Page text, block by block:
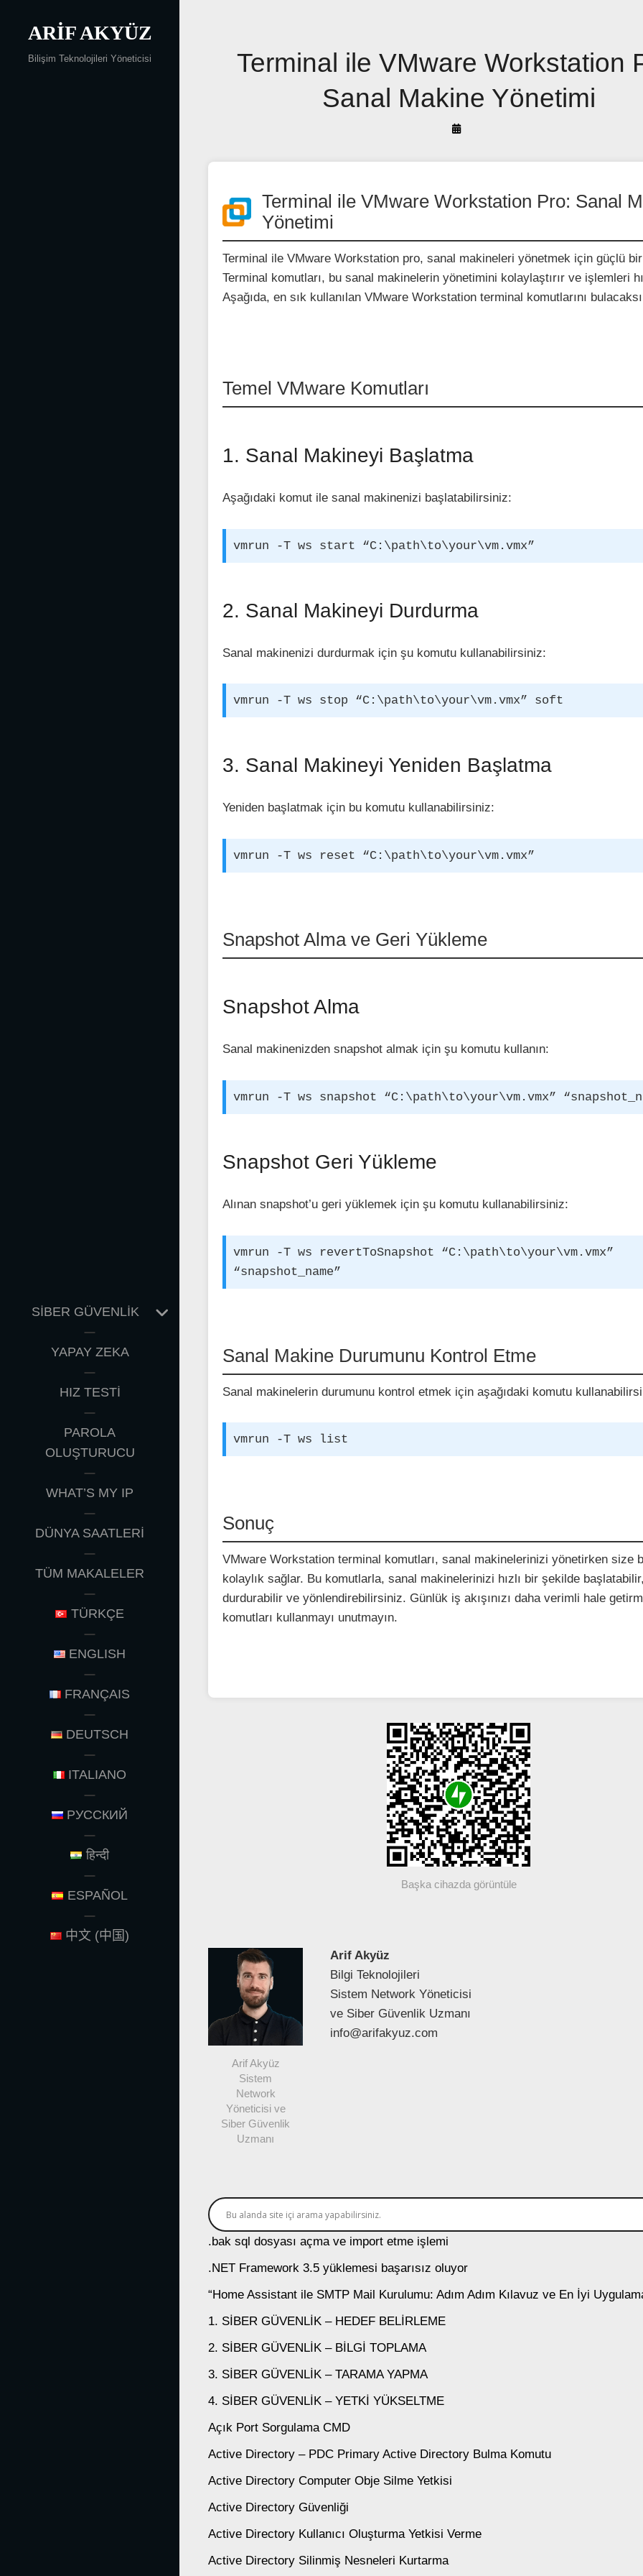
ARIF AKYÜZ
Bilişim Teknolojileri Yöneticisi
SİBER GÜVENLİK
EXPAND
YAPAY ZEKA
HIZ TESTİ
PAROLA
OLUŞTURUCU
WHAT’S MY IP
DÜNYA SAATLERİ
TÜM MAKALELER
TÜRKÇE
ENGLISH
FRANÇAIS
DEUTSCH
ITALIANO
РУССКИЙ
हिन्दी
ESPAÑOL
中文 (中国)
Terminal ile VMware Workstation
Sanal Makine Yönetimi
By
Akyüz
Terminal ile VMware Workstation Pro: Sanal
Yönetimi
Terminal ile VMware Workstation pro, sanal makineleri yönetmek için güçlü bir
Terminal komutları, bu sanal makinelerin yönetimini kolaylaştırır ve işlemleri
Aşağıda, en sık kullanılan VMware Workstation terminal komutlarını
Temel VMware Komutları
1. Sanal Makineyi Başlatma
Aşağıdaki komut ile sanal makinenizi başlatabilirsiniz:
vmrun -T ws start “C:\path\to\your\vm.vmx”
2. Sanal Makineyi Durdurma
Sanal makinenizi durdurmak için şu komutu kullanabilirsiniz:
vmrun -T ws stop “C:\path\to\your\vm.vmx” soft
3. Sanal Makineyi Yeniden Başlatma
Yeniden başlatmak için bu komutu kullanabilirsiniz:
vmrun -T ws reset “C:\path\to\your\vm.vmx”
Snapshot Alma ve Geri Yükleme
Snapshot Alma
Sanal makinenizden snapshot almak için şu komutu kullanın:
vmrun -T ws snapshot “C:\path\to\your\vm.vmx”
Snapshot Geri Yükleme
Alınan snapshot’u geri yüklemek için şu komutu kullanabilirsiniz:
vmrun -T ws revertToSnapshot “C:\path\to\your\vm.vmx”
“snapshot_name”
Sanal Makine Durumunu Kontrol Etme
Sanal makinelerin durumunu kontrol etmek için aşağıdaki komutu
vmrun -T ws list
Sonuç
VMware Workstation terminal komutları, sanal makinelerinizi yönetirken size
kolaylık sağlar. Bu komutlarla, sanal makinelerinizi hızlı bir şekilde
durdurabilir ve yönlendirebilirsiniz. Günlük iş akışınızı daha verimli hale
komutları kullanmayı unutmayın.
Başka cihazda görüntüle
Arif Akyüz
Sistem
Network
Yöneticisi ve
Siber Güvenlik
Uzmanı
Arif Akyüz
Bilgi Teknolojileri
Sistem Network Yöneticisi
ve Siber Güvenlik Uzmanı
info@arifakyuz.com
.bak sql dosyası açma ve import etme işlemi
.NET Framework 3.5 yüklemesi başarısız oluyor
“Home Assistant ile SMTP Mail Kurulumu: Adım Adım Kılavuz ve En İyi
1. SİBER GÜVENLİK – HEDEF BELİRLEME
2. SİBER GÜVENLİK – BİLGİ TOPLAMA
3. SİBER GÜVENLİK – TARAMA YAPMA
4. SİBER GÜVENLİK – YETKİ YÜKSELTME
Açık Port Sorgulama CMD
Active Directory – PDC Primary Active Directory Bulma Komutu
Active Directory Computer Obje Silme Yetkisi
Active Directory Güvenliği
Active Directory Kullanıcı Oluşturma Yetkisi Verme
Active Directory Silinmiş Nesneleri Kurtarma
gezinmesi